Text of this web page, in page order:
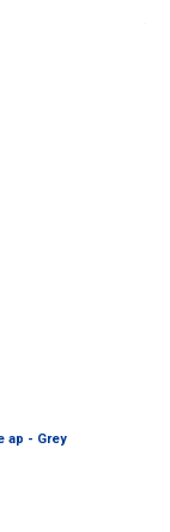
ap - Grey